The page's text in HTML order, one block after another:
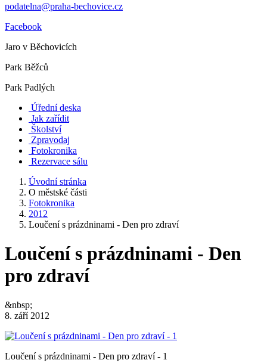
podatelna@praha-bechovice.cz
Facebook
Jaro v Běchovicích
Park Běžců
Park Padlých
Úřední deska
Jak zařídit
Školství
Zpravodaj
Fotokronika
Rezervace sálu
Úvodní stránka
O městské části
Fotokronika
2012
Loučení s prázdninami - Den pro zdraví
Loučení s prázdninami - Den
pro zdraví
&nbsp;
8. září 2012
Loučení s prázdninami - Den pro zdraví - 1